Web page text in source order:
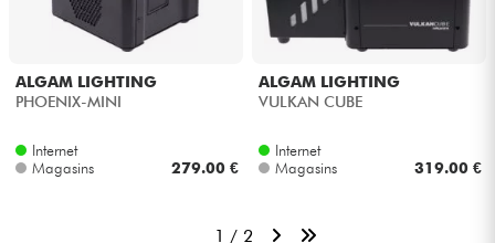
ALGAM LIGHTING
PHOENIX-MINI
Internet
Magasins
279.00 €
ALGAM LIGHTING
VULKAN CUBE
Internet
Magasins
319.00 €
1 / 2